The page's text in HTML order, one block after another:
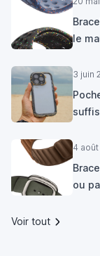
le
3 juin
4
ou
Voir tout